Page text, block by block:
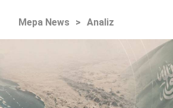
Mepa News > Analiz